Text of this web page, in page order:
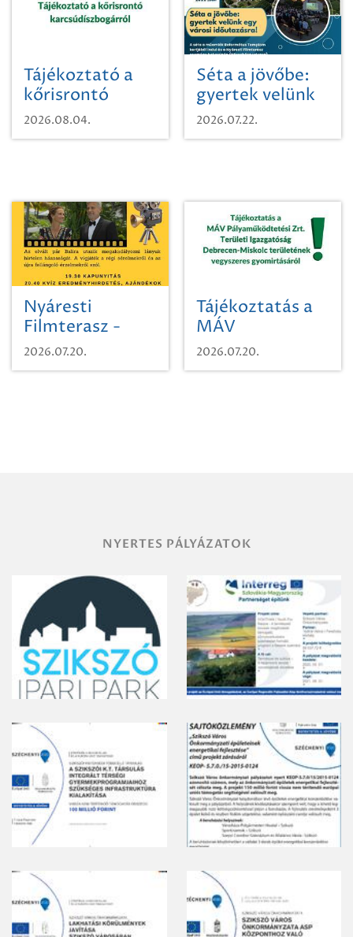
Tájékoztató a
kőrisrontó
karcsúdíszbogárról
2026.08.04.
Séta a jövőbe:
gyertek velünk
egy városi
időutazásra!
2026.07.22.
Nyáresti
Filmterasz -
Beugró a
Paradicsomba
2026.07.20.
Tájékoztatás a
MÁV
Pályaműködtetési
Zrt. Területi
2026.07.20.
NYERTES PÁLYÁZATOK